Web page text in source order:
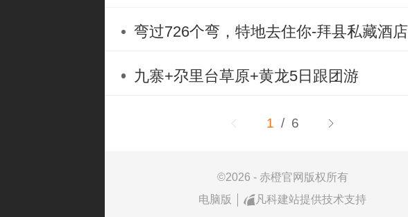
弯过726个弯，特地去住你-拜县私藏酒店
九寨+尕里台草原+黄龙5日跟团游
1 / 6
©2026 - 赤橙官网版权所有
电脑版
凡科建站提供技术支持